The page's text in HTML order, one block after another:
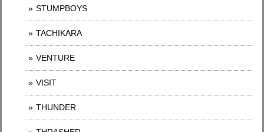
STUMPBOYS
TACHIKARA
VENTURE
VISIT
THUNDER